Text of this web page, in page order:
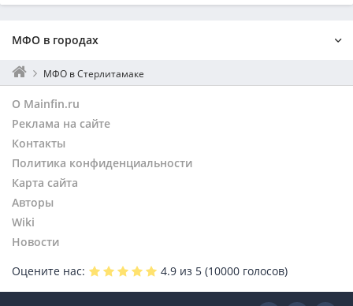
МФО в городах
Москва
Санкт-Петербург
Екатеринбург
Нижний Новгород
Новосибирск
Волгоград
Ростов-на-Дону
Пермь
Уфа
Челябинск
Краснодар
Саратов
МФО в Стерлитамаке
О Mainfin.ru
Реклама на сайте
Контакты
Политика конфиденциальности
Карта сайта
Авторы
Wiki
Новости
Оцените нас:
4.9 из 5 (10000 голосов)